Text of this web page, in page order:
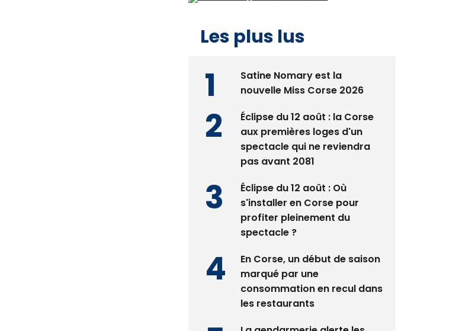
nouvelle Miss Corse 2026
Éclipse du 12 août : la Corse
aux premières loges d'un
pas avant 2081
Éclipse du 12 août : Où
s'installer en Corse pour
spectacle ?
En Corse, un début de saison
marqué par une